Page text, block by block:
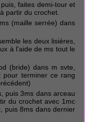
faites demi-tour et
partir du crochet.
(maille serrée) dans
les deux lisières,
à l'aide de ms tout le
(bride) dans m svte,
terminer ce rang
puis 3ms dans arceau
du crochet avec 1mc
puis 8ms dans dernier